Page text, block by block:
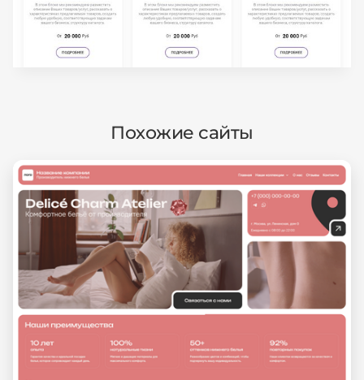
Похожие сайты